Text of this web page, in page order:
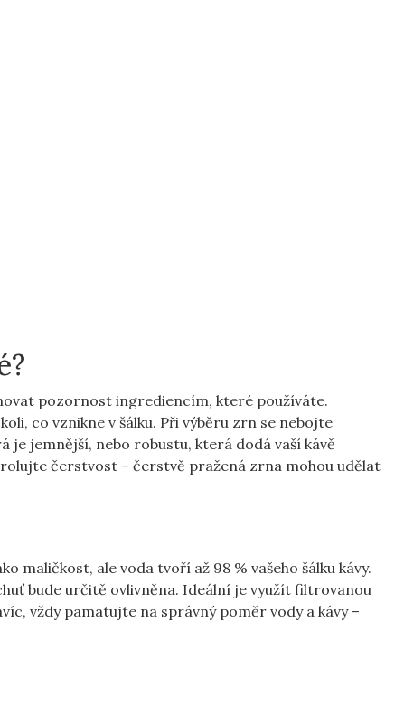
pozornost ingrediencím, které používáte.
co vznikne v šálku. Při výběru zrn se nebojte
jemnější, nebo robustu, která dodá vaší kávě
čerstvost – čerstvě pražená zrna mohou udělat
maličkost, ale voda tvoří až 98 % vašeho šálku kávy.
bude určitě ovlivněna. Ideální je využít filtrovanou
vždy pamatujte na správný poměr vody a kávy –